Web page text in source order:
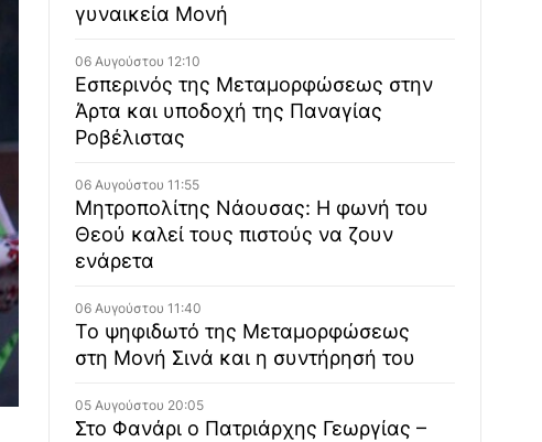
γυναικεία Μονή
06 Αυγούστου 12:10
Εσπερινός της Μεταμορφώσεως στην
Άρτα και υποδοχή της Παναγίας
Ροβέλιστας
06 Αυγούστου 11:55
Μητροπολίτης Νάουσας: Η φωνή του
Θεού καλεί τους πιστούς να ζουν
ενάρετα
06 Αυγούστου 11:40
Το ψηφιδωτό της Μεταμορφώσεως
στη Μονή Σινά και η συντήρησή του
05 Αυγούστου 20:05
Στο Φανάρι ο Πατριάρχης Γεωργίας –